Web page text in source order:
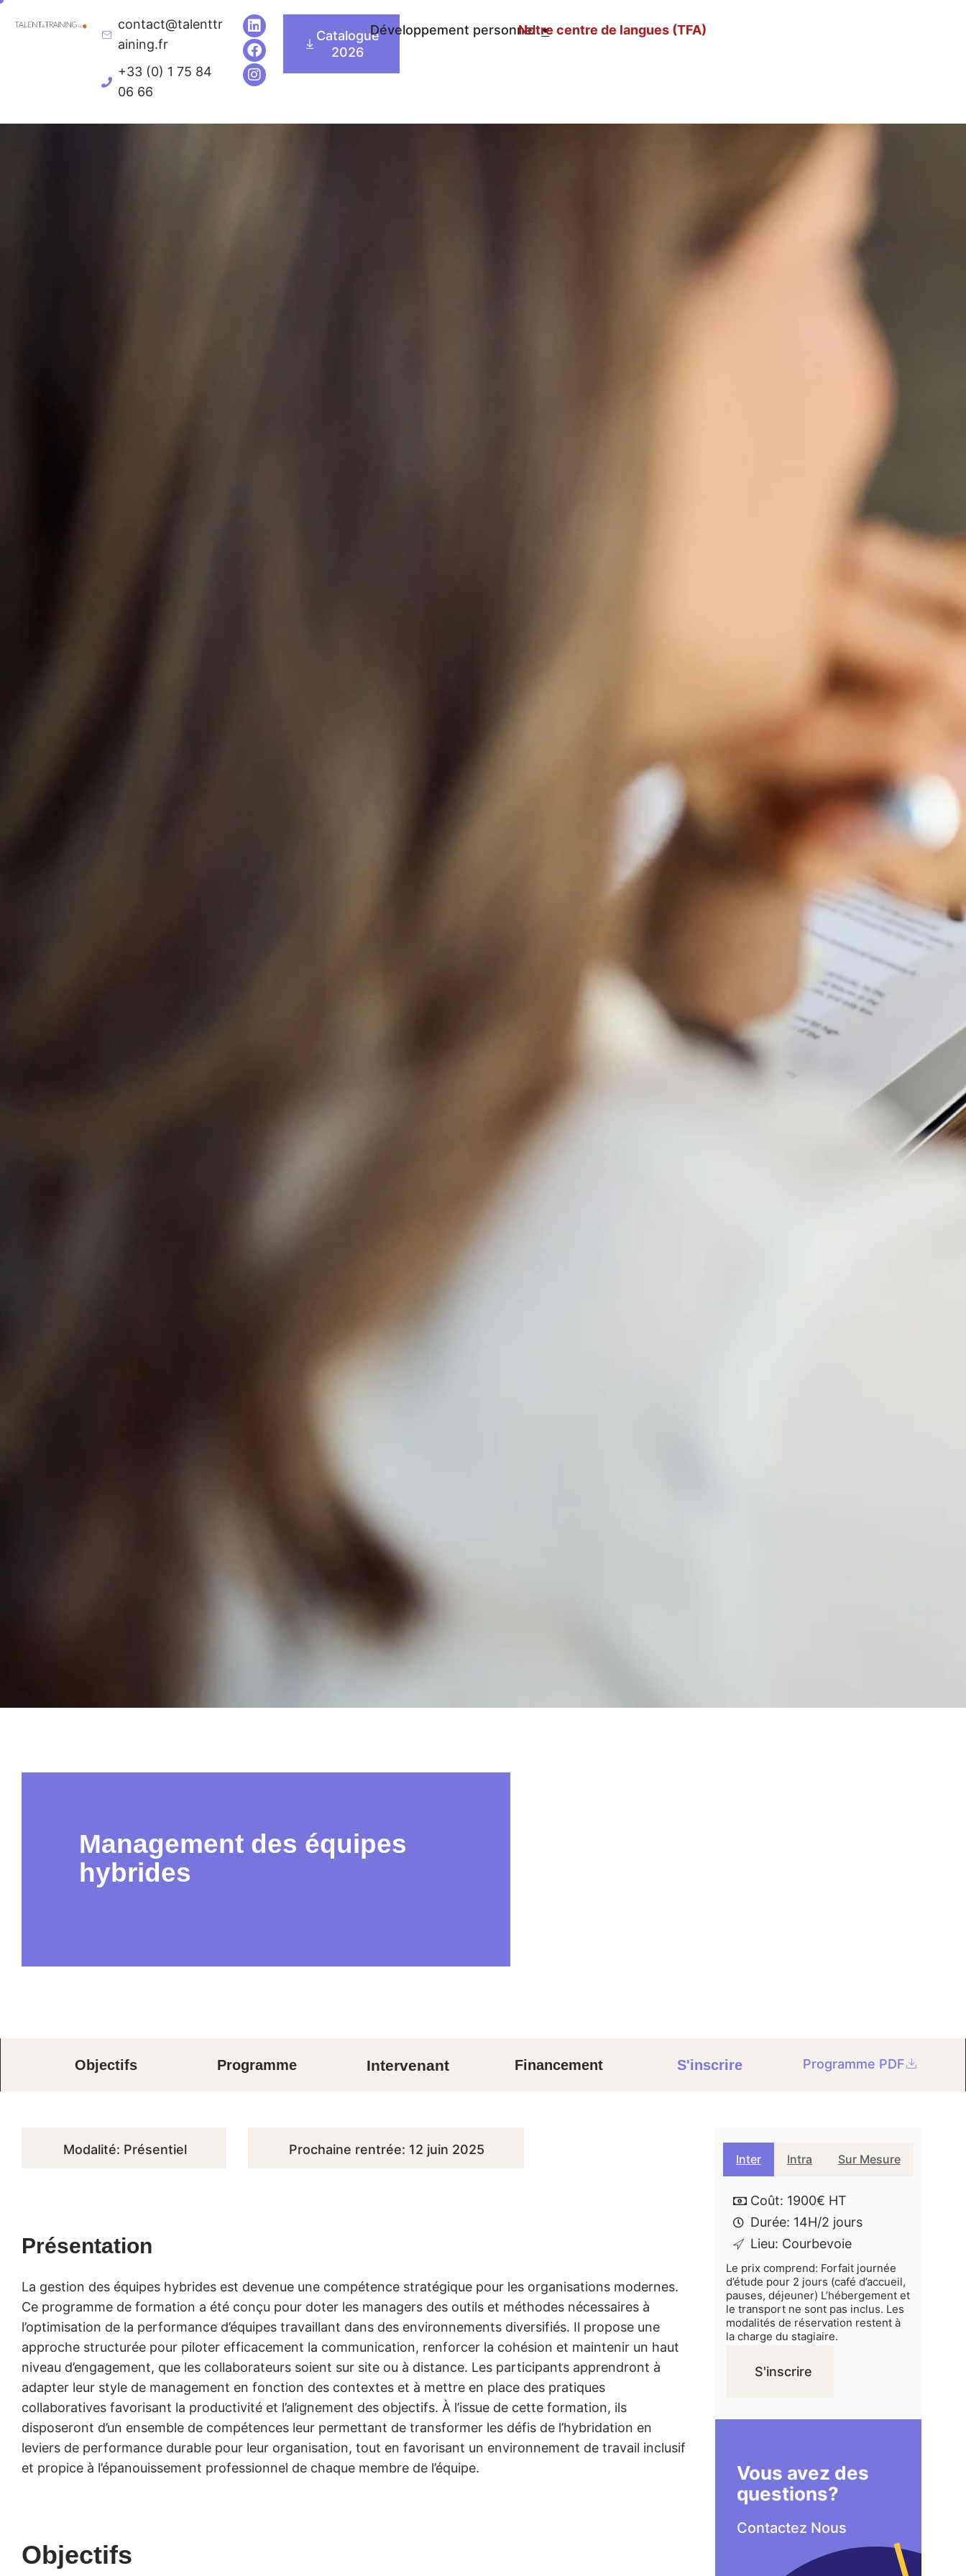
contact@talenttr
aining.fr
+33 (0) 1 75 84
06 66
Catalogue
2026
Executive Education Univers de formation Développement personnelNotre centre de langues (TFA)
Management des équipes
hybrides
Objectifs Programme Intervenant Financement S'inscrire Programme PDF
Modalité: Présentiel Prochaine rentrée: 12 juin 2025
Présentation
La gestion des équipes hybrides est devenue une compétence stratégique pour les organisations modernes.
Ce programme de formation a été conçu pour doter les managers des outils et méthodes nécessaires à
l’optimisation de la performance d’équipes travaillant dans des environnements diversifiés. Il propose une
approche structurée pour piloter efficacement la communication, renforcer la cohésion et maintenir un haut
niveau d’engagement, que les collaborateurs soient sur site ou à distance. Les participants apprendront à
adapter leur style de management en fonction des contextes et à mettre en place des pratiques
collaboratives favorisant la productivité et l’alignement des objectifs. À l’issue de cette formation, ils
disposeront d’un ensemble de compétences leur permettant de transformer les défis de l’hybridation en
leviers de performance durable pour leur organisation, tout en favorisant un environnement de travail inclusif
et propice à l’épanouissement professionnel de chaque membre de l’équipe.
Objectifs
Inter Intra Sur Mesure
Coût: 1900€ HT
Durée: 14H/2 jours
Lieu: Courbevoie
Le prix comprend: Forfait journée
d’étude pour 2 jours (café d’accueil,
pauses, déjeuner) L’hébergement et
le transport ne sont pas inclus. Les
modalités de réservation restent à
la charge du stagiaire.
S'inscrire
Vous avez des
questions?
Contactez Nous